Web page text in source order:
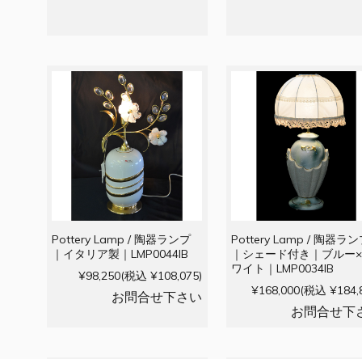
Pottery Lamp / 陶器ランプ
｜イタリア製｜LMP0044IB
¥98,250(税込 ¥108,075)
お問合せ下さい
Pottery Lamp / 陶器ラン
｜シェード付き｜ブルー
ワイト｜LMP0034IB
¥168,000(税込
お問合せ下